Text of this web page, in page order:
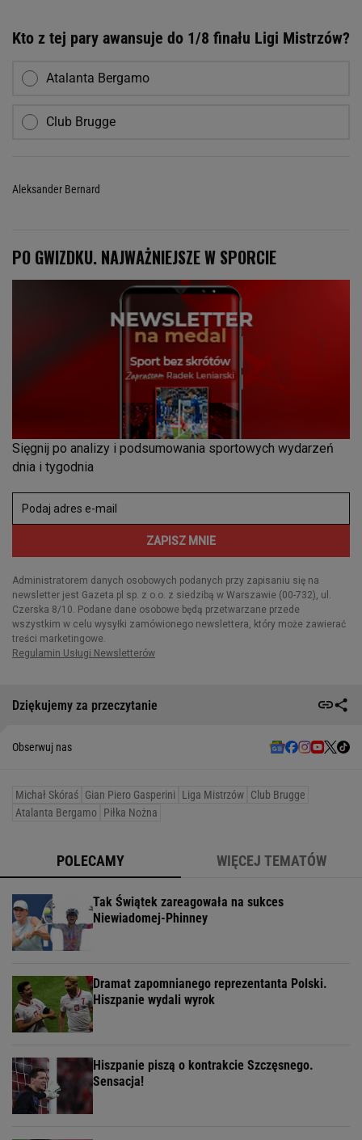
Kto z tej pary awansuje do 1/8 finału Ligi Mistrzów?
Atalanta Bergamo
Club Brugge
Aleksander Bernard
Dziękujemy za przeczytanie
Obserwuj nas
Michał Skóraś Gian Piero Gasperini Liga Mistrzów Club Brugge
Atalanta Bergamo Piłka Nożna
POLECAMY WIĘCEJ TEMATÓW
Tak Świątek zareagowała na sukces
Niewiadomej-Phinney
Dramat zapomnianego reprezentanta Polski.
Hiszpanie wydali wyrok
Hiszpanie piszą o kontrakcie Szczęsnego.
Sensacja!